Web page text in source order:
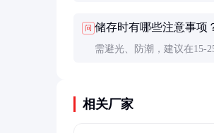
问 储存时有哪些注意事项
需避光、防潮，建议在15-
相关厂家